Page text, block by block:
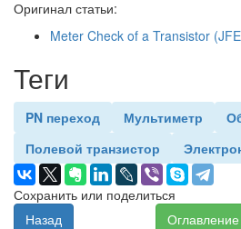
Оригинал статьи:
Meter Check of a Transistor
Теги
PN переход Мультиметр
Полевой транзистор
Сохранить или поделиться
Назад
Оглавление